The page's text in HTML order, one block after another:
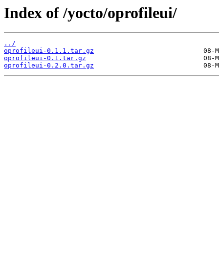
Index of /yocto/oprofileui/
../
oprofileui-0.1.1.tar.gz
oprofileui-0.1.tar.gz
oprofileui-0.2.0.tar.gz